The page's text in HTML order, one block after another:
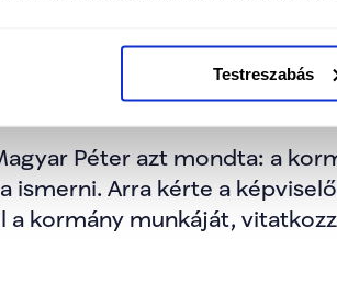
Testreszabás
a korábbi hatalmi
Péter azt mondta: a
ismerni. Arra kérte a
kormány munkáját,